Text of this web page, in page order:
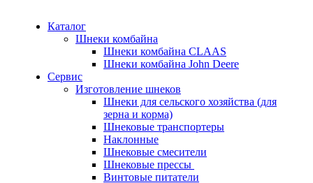
Каталог
Шнеки комбайна
Шнеки комбайна CLAAS
Шнеки комбайна John Deere
Сервис
Изготовление шнеков
Шнеки для сельского хозяйства (для
зерна и корма)
Шнековые транспортеры
Наклонные
Шнековые смесители
Шнековые прессы
Винтовые питатели